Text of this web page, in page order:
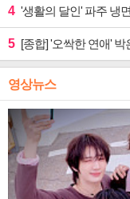
4 '생활의 달인' 파주 냉
5 [종합] '오싹한 연애' 박은빈♥
영상뉴스